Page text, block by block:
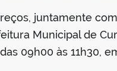
juntamente
Municipal de
09h00 às 11h30,